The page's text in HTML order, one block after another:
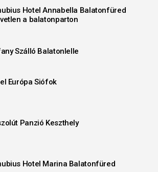
Hotel Annabella Balatonfüred
a balatonparton
Szálló Balatonlelle
Európa Siófok
Panzió Keszthely
Hotel Marina Balatonfüred